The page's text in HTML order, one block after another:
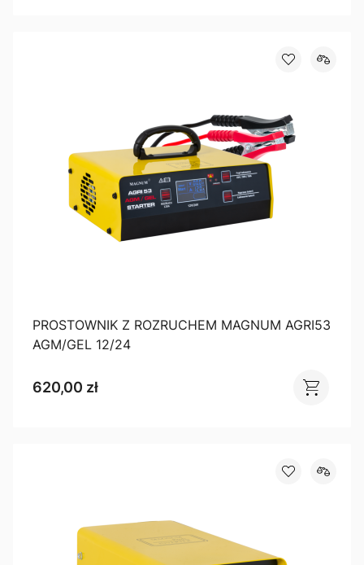
PROSTOWNIK Z ROZRUCHEM MAGNUM AGRI53
AGM/GEL 12/24
620,00 zł